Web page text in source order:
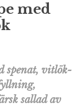
med
spenat, vitlök-
sallad av